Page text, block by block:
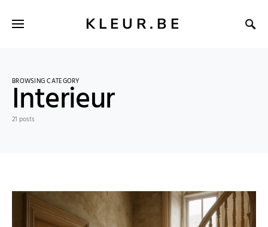
KLEUR.BE
BROWSING CATEGORY
Interieur
21 posts